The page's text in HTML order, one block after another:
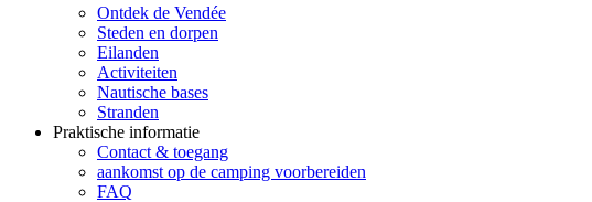
Ontdek de Vendée
Steden en dorpen
Eilanden
Activiteiten
Nautische bases
Stranden
Praktische informatie
Contact & toegang
aankomst op de camping voorbereiden
FAQ